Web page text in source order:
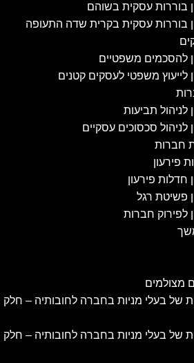
בוררות עסקית בשוהם
בוררות עסקית בקרית שדה התעופה
להסכמים משפטיים
לייעוץ משפטי לעסקים קטנים
לניהול תביעות
לניהול סכסוכים עסקיים
חברות
פירעון
חדלות פירעון
פשיטת רגל
לפירוק חברות
מצולמים
של בעלי מניות בחברה לחובותיה – חלק
של בעלי מניות בחברה לחובותיה – חלק